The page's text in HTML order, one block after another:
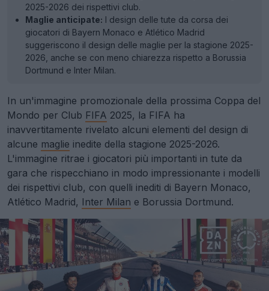
2025-2026 dei rispettivi club.
Maglie anticipate: I design delle tute da corsa dei
giocatori di Bayern Monaco e Atlético Madrid
suggeriscono il design delle maglie per la stagione 2025-
2026, anche se con meno chiarezza rispetto a Borussia
Dortmund e Inter Milan.
In un'immagine promozionale della prossima Coppa del
Mondo per Club FIFA 2025, la FIFA ha
inavvertitamente rivelato alcuni elementi del design di
alcune maglie inedite della stagione 2025-2026.
L'immagine ritrae i giocatori più importanti in tute da
gara che rispecchiano in modo impressionante i modelli
dei rispettivi club, con quelli inediti di Bayern Monaco,
Atlético Madrid, Inter Milan e Borussia Dortmund.